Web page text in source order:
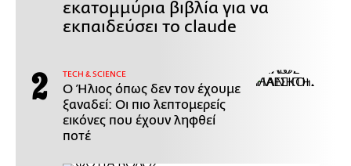
εκατομμύρια βιβλία για να
εκπαιδεύσει το claude
ΤECH & SCIENCE
Ο Ήλιος όπως δεν τον έχουμε
ξαναδεί: Οι πιο λεπτομερείς
εικόνες που έχουν ληφθεί
ποτέ